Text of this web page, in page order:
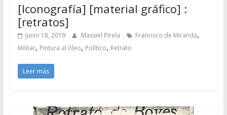
[Iconografía] [material gráfico] :
[retratos]
junio 18, 2019 Massiel Pirela Francisco de Miranda,
Militar, Pintura al óleo, Político, Retrato
Leer más